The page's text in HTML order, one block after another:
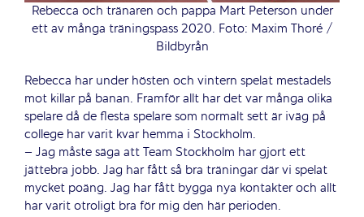
Rebecca och tränaren och pappa Mart Peterson under
ett av många träningspass 2020. Foto: Maxim Thoré /
Bildbyrån
Rebecca har under hösten och vintern spelat mestadels
mot killar på banan. Framför allt har det var många olika
spelare då de flesta spelare som normalt sett är iväg på
college har varit kvar hemma i Stockholm.
– Jag måste säga att Team Stockholm har gjort ett
jättebra jobb. Jag har fått så bra träningar där vi spelat
mycket poäng. Jag har fått bygga nya kontakter och allt
har varit otroligt bra för mig den här perioden.